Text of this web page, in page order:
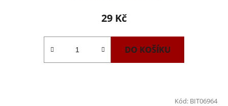
29 Kč
DO KOŠÍKU
Kód: BIT06964